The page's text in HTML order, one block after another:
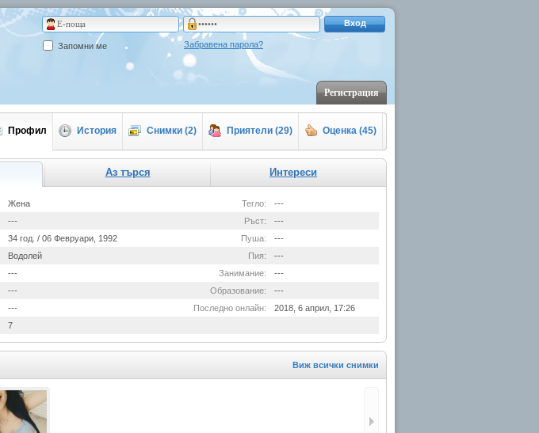
Регистрация
Вход
Запомни ме Забравена парола?
Профил История Снимки (2) Приятели (29) Оценка (45)
Аз търся Интереси
Жена Тегло:
---
--- Ръст:
---
34 год. / 06 Февруари, 1992 Пуша:
---
Водолей Пия:
---
--- Занимание:
---
--- Образование:
---
--- Последно онлайн:
2018, 6 април, 17:26
7
Виж всички снимки